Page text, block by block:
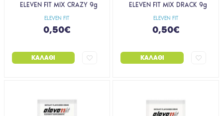
ELEVEN FIT
ELEVEN FIT MIX CRAZY 9g
0,50€
ΚΑΛΆΘΙ
ELEVEN FIT
ELEVEN FIT MIX DRACK 9g
0,50€
ΚΑΛΆΘΙ